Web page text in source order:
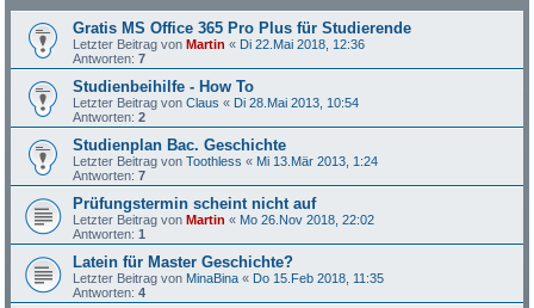
Gratis MS Office 365 Pro Plus für Studierende
Letzter Beitrag vonMartin « Di 22.Mai 2018, 12:36
Antworten:7
Studienbeihilfe - How To
Letzter Beitrag vonClaus « Di 28.Mai 2013, 10:54
Antworten:2
Studienplan Bac. Geschichte
Letzter Beitrag vonToothless « Mi 13.Mär 2013, 1:24
Antworten:7
Prüfungstermin scheint nicht auf
Letzter Beitrag vonMartin « Mo 26.Nov 2018, 22:02
Antworten:1
Latein für Master Geschichte?
Letzter Beitrag von MinaBina « Do 15.Feb 2018, 11:35
Antworten:4